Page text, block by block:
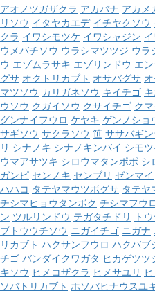
アオノツガザクラ アカバナ アカメ
リソウ イタヤカエデ イチヤクソウ
クラ イワシモツケ イワシャジン
ウメバチソウ ウラシマツツジ ウラ
ウ エゾムラサキ エゾリンドウ エ
グサ オクトリカブト オサバグサ
マツソウ カリガネソウ キイチゴ
ウソウ クガイソウ クサイチゴ ク
グンナイフウロ ケヤキ ゲンノショ
サギソウ サクラソウ 笹 ササバギ
リ シナノキ シナノキンバイ シモ
ウマアサツキ シロウマタンポポ シ
ガンピ センノキ センブリ ゼンマイ
ハハコ タテヤマウツボグサ タテヤ
チシマヒョウタンボク チシマフウ
ン ツルリンドウ テガタチドリ ト
ブトウウチソウ ニガイチゴ ニガナ
リカブト ハクサンフウロ ハクバブ
チゴ バンダイクワガタ ヒカゲツツ
キソウ ヒメコザクラ ヒメサユリ
ソバトリカブト ホソバヒナウスユ